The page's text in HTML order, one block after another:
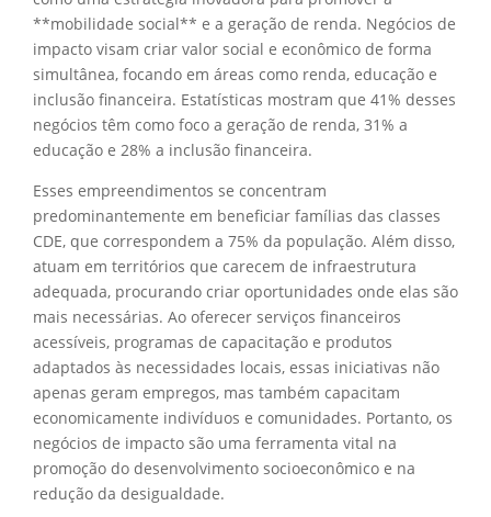
**mobilidade social** e a geração de renda. Negócios de
impacto visam criar valor social e econômico de forma
simultânea, focando em áreas como renda, educação e
inclusão financeira. Estatísticas mostram que 41% desses
negócios têm como foco a geração de renda, 31% a
educação e 28% a inclusão financeira.
Esses empreendimentos se concentram
predominantemente em beneficiar famílias das classes
CDE, que correspondem a 75% da população. Além disso,
atuam em territórios que carecem de infraestrutura
adequada, procurando criar oportunidades onde elas são
mais necessárias. Ao oferecer serviços financeiros
acessíveis, programas de capacitação e produtos
adaptados às necessidades locais, essas iniciativas não
apenas geram empregos, mas também capacitam
economicamente indivíduos e comunidades. Portanto, os
negócios de impacto são uma ferramenta vital na
promoção do desenvolvimento socioeconômico e na
redução da desigualdade.